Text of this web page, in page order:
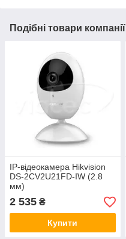
Подібні товари компанії
IP-відеокамера Hikvision
DS-2CV2U21FD-IW (2.8
мм)
2 535 ₴
Купити